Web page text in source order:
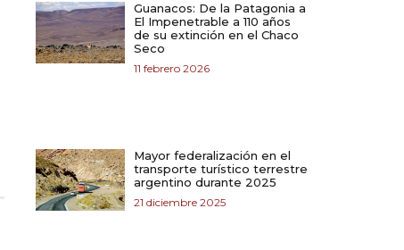
Guanacos: De la Patagonia a
El Impenetrable a 110 años
de su extinción en el Chaco
Seco
11 febrero 2026
Mayor federalización en el
transporte turístico terrestre
argentino durante 2025
21 diciembre 2025